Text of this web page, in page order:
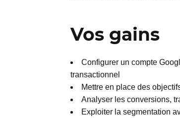
Vos gains
Configurer un compte
transactionnel
Mettre en place des
Analyser les conversions,
Exploiter la segmentation